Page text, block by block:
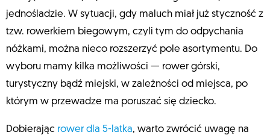
jednośladzie. W sytuacji, gdy maluch miał już styczność z
tzw. rowerkiem biegowym, czyli tym do odpychania
nóżkami, można nieco rozszerzyć pole asortymentu. Do
wyboru mamy kilka możliwości — rower górski,
turystyczny bądź miejski, w zależności od miejsca, po
którym w przewadze ma poruszać się dziecko.
Dobierając rower dla 5-latka, warto zwrócić uwagę na